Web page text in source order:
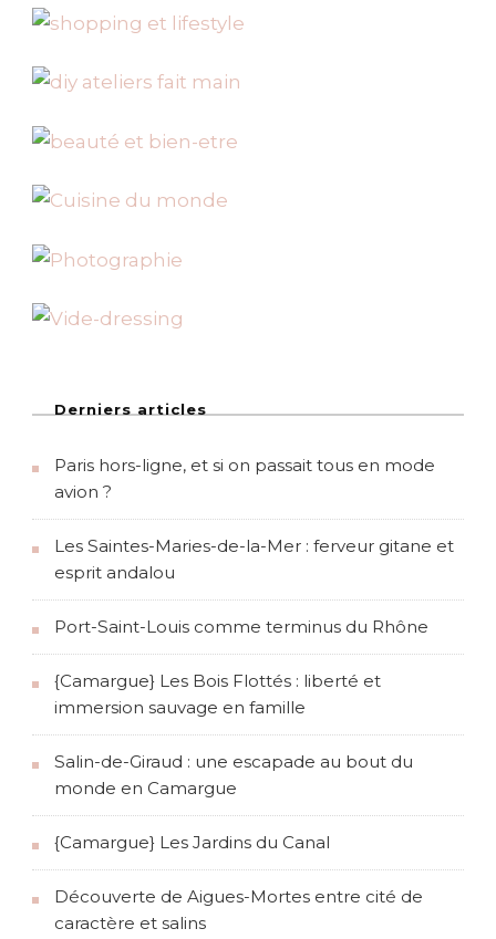
Derniers articles
Paris hors-ligne, et si on passait tous en mode
avion ?
Les Saintes-Maries-de-la-Mer : ferveur gitane et
esprit andalou
Port-Saint-Louis comme terminus du Rhône
{Camargue} Les Bois Flottés : liberté et
immersion sauvage en famille
Salin-de-Giraud : une escapade au bout du
monde en Camargue
{Camargue} Les Jardins du Canal
Découverte de Aigues-Mortes entre cité de
caractère et salins